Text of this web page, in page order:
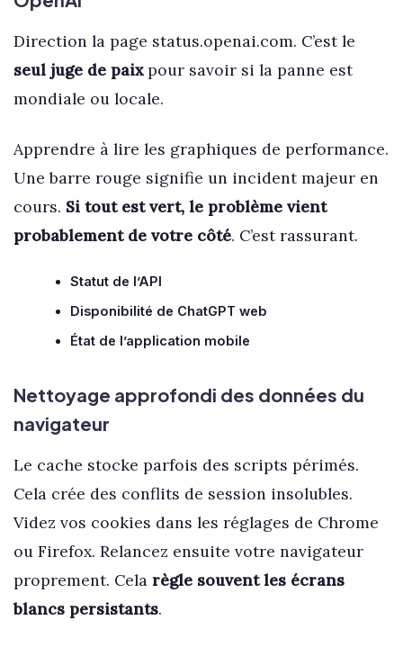
Direction la page status.openai.com. C’est le
seul juge de paixpour savoir si la panne est
mondiale ou locale.
Apprendre à lire les graphiques de performance.
Une barre rouge signifie un incident majeur en
cours. Si tout est vert, le problème vient
probablement de votre côté. C’est rassurant.
Statut de l’API
Disponibilité de ChatGPT web
État de l’application mobile
Nettoyage approfondi des données du
navigateur
Le cache stocke parfois des scripts périmés.
Cela crée des conflits de session insolubles.
Videz vos cookies dans les réglages de Chrome
ou Firefox. Relancez ensuite votre navigateur
proprement. Cela règle souvent les écrans
blancs persistants.